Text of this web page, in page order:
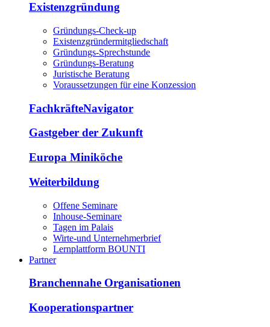
Existenzgründung
Gründungs-Check-up
Existenzgründermitgliedschaft
Gründungs-Sprechstunde
Gründungs-Beratung
Juristische Beratung
Voraussetzungen für eine Konzession
FachkräfteNavigator
Gastgeber der Zukunft
Europa Miniköche
Weiterbildung
Offene Seminare
Inhouse-Seminare
Tagen im Palais
Wirte-und Unternehmerbrief
Lernplattform BOUNTI
Partner
Branchennahe Organisationen
Kooperationspartner